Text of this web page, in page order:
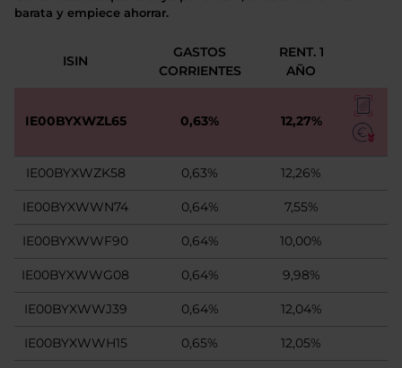
barata y empiece ahorrar.
ISIN
GASTOS
CORRIENTES
RENT. 1
AÑO
IE00BYXWZL65 0,63% 12,27%
IE00BYXWZK58 0,63% 12,26%
IE00BYXWWN74 0,64% 7,55%
IE00BYXWWF90 0,64% 10,00%
IE00BYXWWG08 0,64% 9,98%
IE00BYXWWJ39 0,64% 12,04%
IE00BYXWWH15 0,65% 12,05%